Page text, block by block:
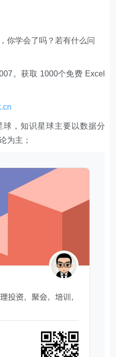
你学会了吗？若有什么问
。获取 1000个免费 Excel
球，知识星球主要以数据分
为主；